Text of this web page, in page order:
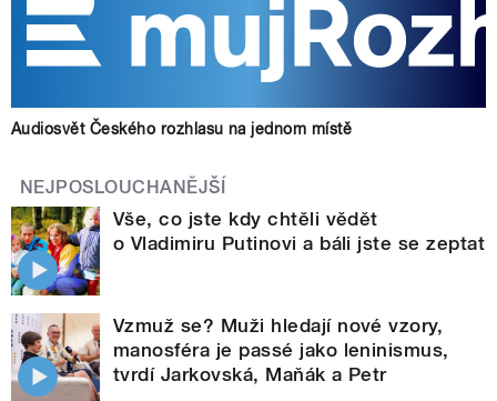
Audiosvět Českého rozhlasu na jednom místě
NEJPOSLOUCHANĚJŠÍ
Vše, co jste kdy chtěli vědět
o Vladimiru Putinovi a báli jste se zeptat
Vzmuž se? Muži hledají nové vzory,
manosféra je passé jako leninismus,
tvrdí Jarkovská, Maňák a Petr